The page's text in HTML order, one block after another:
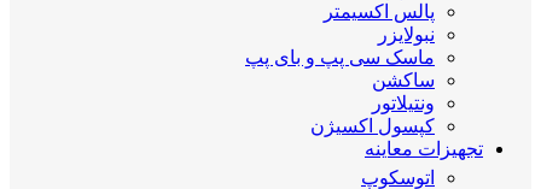
پالس اکسیمتر
نبولایزر
ماسک سی پپ و بای پپ
ساکشن
ونتیلاتور
کپسول اکسیژن
تجهیزات معاینه
اتوسکوپ